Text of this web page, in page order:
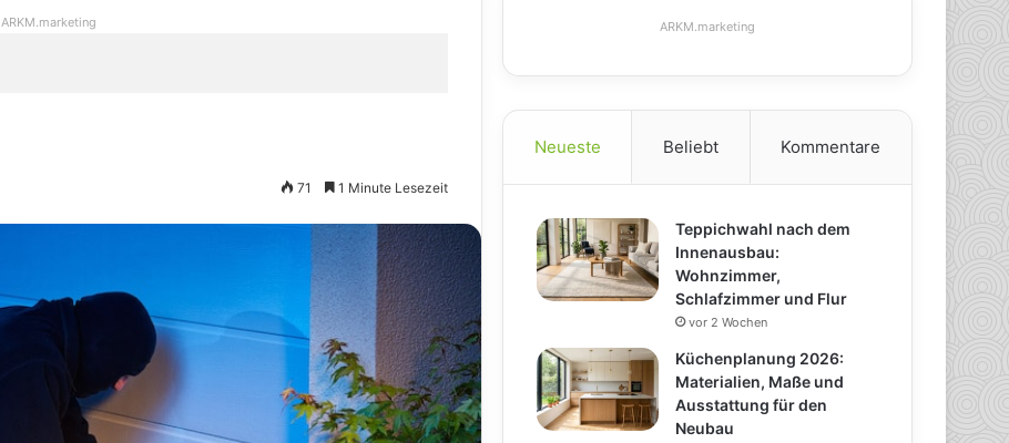
ARKM.marketing
71 1 Minute Lesezeit
ARKM.marketing
Neueste Beliebt Kommentare
Teppichwahl nach dem
Innenausbau:
Wohnzimmer,
Schlafzimmer und Flur
vor 2 Wochen
Küchenplanung 2026:
Materialien, Maße und
Ausstattung für den
Neubau